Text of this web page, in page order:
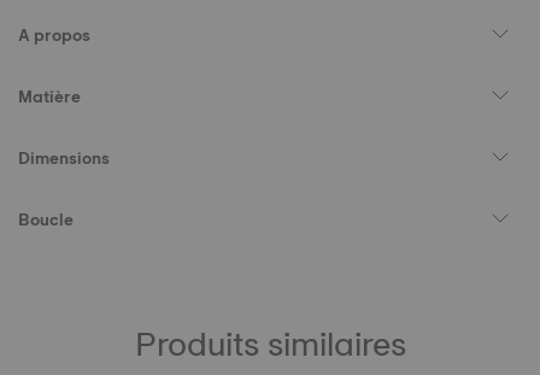
A propos
Matière
Dimensions
Boucle
Produits similaires